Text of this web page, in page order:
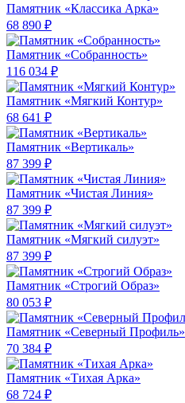
Памятник «Классика Арка»
68 890 ₽
Памятник «Собранность»
116 034 ₽
Памятник «Мягкий Контур»
68 641 ₽
Памятник «Вертикаль»
87 399 ₽
Памятник «Чистая Линия»
87 399 ₽
Памятник «Мягкий силуэт»
87 399 ₽
Памятник «Строгий Образ»
80 053 ₽
Памятник «Северный Профиль»
70 384 ₽
Памятник «Тихая Арка»
68 724 ₽